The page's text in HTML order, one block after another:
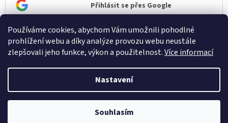
Používáme cookies, abychom Vám umožnili pohodlné
prohlížení webu a díky analýze provozu webu neustále
zlepšovali jeho funkce, výkon a použitelnost.Více informací
Nastavení
Souhlasím
Přihlásit se přes Google
Přihlásit se přes Seznam
Vytvořil Shoptet
ČisTech. Všechna práva vyhrazena.